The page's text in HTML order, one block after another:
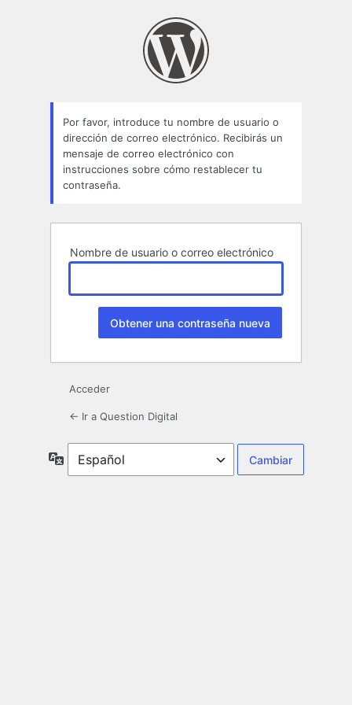
Por favor, introduce tu nombre de usuario o
dirección de correo electrónico. Recibirás un
mensaje de correo electrónico con
instrucciones sobre cómo restablecer tu
contraseña.
Nombre de usuario o correo electrónico
Acceder
← Ir a Question Digital
Idioma